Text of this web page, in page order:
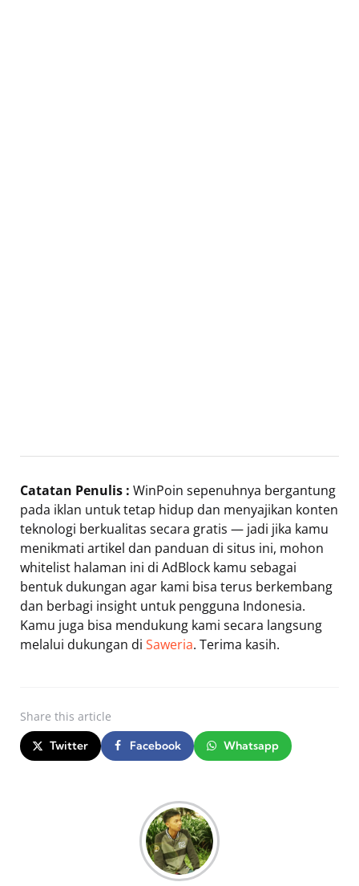
Catatan Penulis : WinPoin sepenuhnya bergantung
pada iklan untuk tetap hidup dan menyajikan konten
teknologi berkualitas secara gratis — jadi jika kamu
menikmati artikel dan panduan di situs ini, mohon
whitelist halaman ini di AdBlock kamu sebagai
bentuk dukungan agar kami bisa terus berkembang
dan berbagi insight untuk pengguna Indonesia.
Kamu juga bisa mendukung kami secara langsung
melalui dukungan di Saweria. Terima kasih.
Share this article
Twitter Facebook Whatsapp